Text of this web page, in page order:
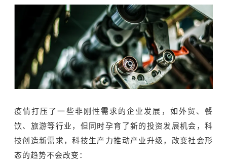
疫情打压了一些非刚性需求的企业发展，如外贸、餐
饮、旅游等行业，但同时孕育了新的投资发展机会，科
技创造新需求，科技生产力推动产业升级，改变社会形
态的趋势不会改变：